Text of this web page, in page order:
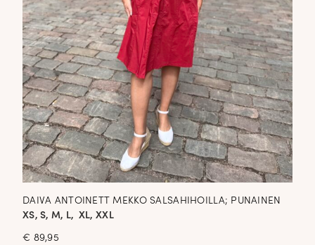
DAIVA ANTOINETT MEKKO SALSAHIHOILLA; PUNAINEN
XS, S, M, L, XL, XXL
€ 89,95